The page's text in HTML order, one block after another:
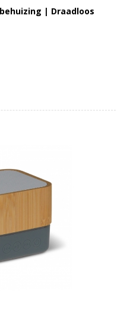
| Draadloos